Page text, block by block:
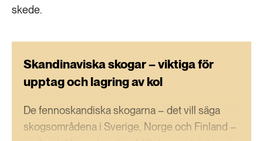
skede.
Skandinaviska skogar – viktiga för
upptag och lagring av kol
De fennoskandiska skogarna – det vill säga
skogsområdena i Sverige, Norge och Finland –